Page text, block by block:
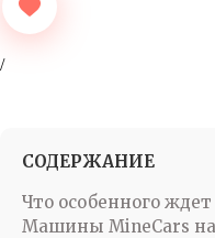
СОДЕРЖАНИЕ
Что особенного
Машины MineCars на